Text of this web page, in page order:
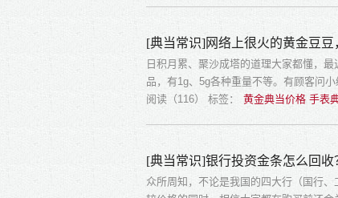
[典当常识]网络上很火的黄金豆豆
日积月累、聚沙成塔的道理大家都懂，
品，有1g、5g各种重量不等。有顾客问
阅读（116） 标签： 黄金典当价格 手表
[典当常识]银行投资金条怎么回收
众所周知，不论是我国的四大行（国行